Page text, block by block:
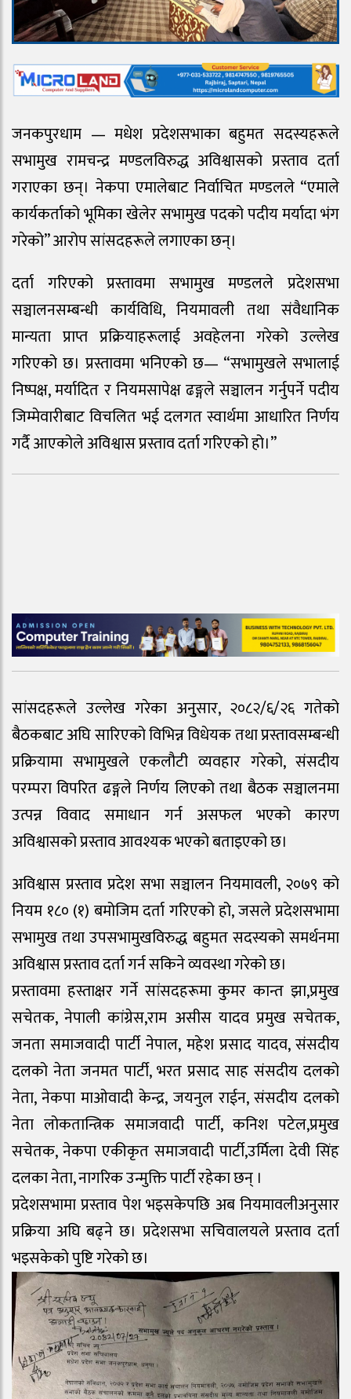
जनकपुरधाम — मधेश प्रदेशसभाका बहुमत सदस्यहरूले
सभामुख रामचन्द्र मण्डलविरुद्ध अविश्वासको प्रस्ताव दर्ता
गराएका छन्। नेकपा एमालेबाट निर्वाचित मण्डलले “एमाले
कार्यकर्ताको भूमिका खेलेर सभामुख पदको पदीय मर्यादा भंग
गरेको” आरोप सांसदहरूले लगाएका छन्।
दर्ता गरिएको प्रस्तावमा सभामुख मण्डलले प्रदेशसभा
सञ्चालनसम्बन्धी कार्यविधि, नियमावली तथा संवैधानिक
मान्यता प्राप्त प्रक्रियाहरूलाई अवहेलना गरेको उल्लेख
गरिएको छ। प्रस्तावमा भनिएको छ— “सभामुखले सभालाई
निष्पक्ष, मर्यादित र नियमसापेक्ष ढङ्गले सञ्चालन गर्नुपर्ने पदीय
जिम्मेवारीबाट विचलित भई दलगत स्वार्थमा आधारित निर्णय
गर्दै आएकोले अविश्वास प्रस्ताव दर्ता गरिएको हो।”
सांसदहरूले उल्लेख गरेका अनुसार, २०८२/६/२६ गतेको
बैठकबाट अघि सारिएको विभिन्न विधेयक तथा प्रस्तावसम्बन्धी
प्रक्रियामा सभामुखले एकलौटी व्यवहार गरेको, संसदीय
परम्परा विपरित ढङ्गले निर्णय लिएको तथा बैठक सञ्चालनमा
उत्पन्न विवाद समाधान गर्न असफल भएको कारण
अविश्वासको प्रस्ताव आवश्यक भएको बताइएको छ।
अविश्वास प्रस्ताव प्रदेश सभा सञ्चालन नियमावली, २०७९ को
नियम १८० (१) बमोजिम दर्ता गरिएको हो, जसले प्रदेशसभामा
सभामुख तथा उपसभामुखविरुद्ध बहुमत सदस्यको समर्थनमा
अविश्वास प्रस्ताव दर्ता गर्न सकिने व्यवस्था गरेको छ।
प्रस्तावमा हस्ताक्षर गर्ने सांसदहरूमा कुमर कान्त झा,प्रमुख
सचेतक, नेपाली कांग्रेस,राम असीस यादव प्रमुख सचेतक,
जनता समाजवादी पार्टी नेपाल, महेश प्रसाद यादव, संसदीय
दलको नेता जनमत पार्टी, भरत प्रसाद साह संसदीय दलको
नेता, नेकपा माओवादी केन्द्र, जयनुल राईन, संसदीय दलको
नेता लोकतान्त्रिक समाजवादी पार्टी, कनिश पटेल,प्रमुख
सचेतक, नेकपा एकीकृत समाजवादी पार्टी,उर्मिला देवी सिंह
दलका नेता, नागरिक उन्मुक्ति पार्टी रहेका छन् ।
प्रदेशसभामा प्रस्ताव पेश भइसकेपछि अब नियमावलीअनुसार
प्रक्रिया अघि बढ्ने छ। प्रदेशसभा सचिवालयले प्रस्ताव दर्ता
भइसकेको पुष्टि गरेको छ।